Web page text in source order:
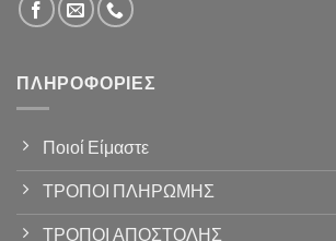
ΠΛΗΡΟΦΟΡΊΕΣ
Ποιοί Είμαστε
ΤΡΟΠΟΙ ΠΛΗΡΩΜΗΣ
ΤΡΟΠΟΙ ΑΠΟΣΤΟΛΗΣ